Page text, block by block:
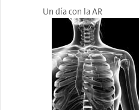
Un día con la AR